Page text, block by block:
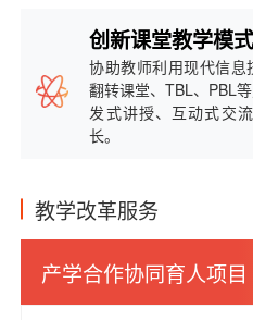
创新课堂教学模
协助教师利用现代信息
翻转课堂、TBL、PBL
发式讲授、互动式交
长。
教学改革服务
产学合作协同育人项目